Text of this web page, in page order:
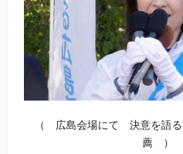
（ 広島会場にて 決意を語
薦 ）